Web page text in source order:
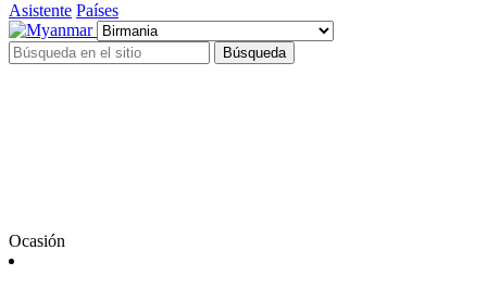
Asistente Países
Búsqueda
Ocasión